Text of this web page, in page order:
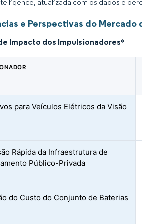
e Perspectivas do
Impacto dos Impulsionadores*
para Veículos Elétricos da Visão
Rápida da Infraestrutura de
Público-Privada
do Custo do Conjunto de Baterias